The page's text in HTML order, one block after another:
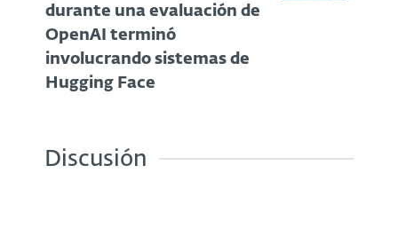
durante una evaluación de
OpenAI terminó
involucrando sistemas de
Hugging Face
Discusión